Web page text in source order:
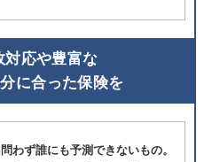
対応や豊富な
に合った保険を
わず誰にも予測できないもの。